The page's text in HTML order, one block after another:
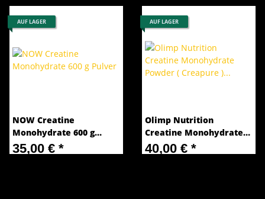
AUF LAGER
NOW Creatine
Monohydrate 600 g
Pulver
35,00 € *
AUF LAGER
Olimp Nutrition
Creatine Monohydrate
Powder ( Creapure ) -
500g Pulver
40,00 € *